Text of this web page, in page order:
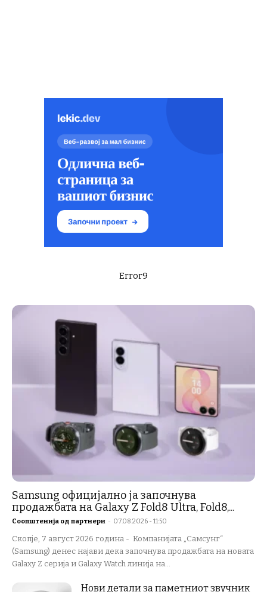
Error9
Samsung официјално ја започнува
продажбата на Galaxy Z Fold8 Ultra, Fold8,...
Соопштенија од партнери - 07.08.2026 - 11:50
Скопје, 7 август 2026 година - Компанијата „Самсунг“
(Samsung) денес најави дека започнува продажбата на новата
Galaxy Z серија и Galaxy Watch линија на...
Нови детали за паметниот звучник